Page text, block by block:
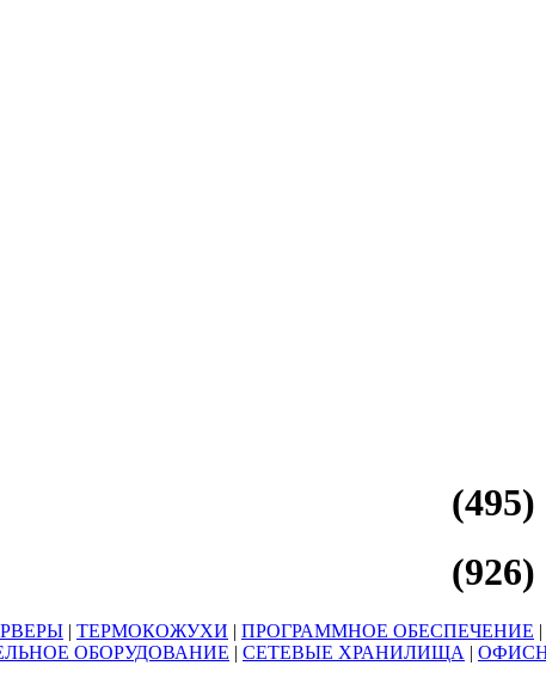
| ТЕРМОКОЖУХИ | ПРОГРАММНОЕ ОБЕСПЕЧЕНИЕ |
ОБОРУДОВАНИЕ | СЕТЕВЫЕ ХРАНИЛИЩА |